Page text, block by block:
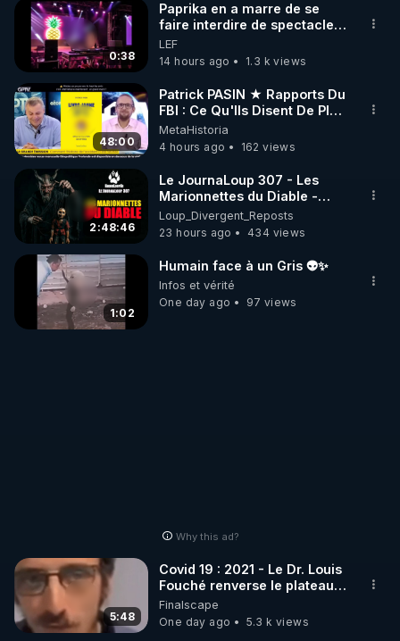
http://rgnr.li/news
🌱 VIDÉOS NON CENSURÉES SUR ODYSEE
Toutes les vidéos Youtube sont aussi sur la
http://rgnr.li/odysee
🌱 LES STAGES EN PRÉSENTIEL
http://rgnr.li/stages
_________
LES CODES PROMO DES PARTENAIRES
▶ 10 % de réduction sur les extracteurs de la
marque SANA :
Rendez-vous sur
http://rgnr.li/lechoubrave
code : REGENERE10
0:38
Paprika en a marre de se
faire interdire de spectacle.
Elle décide donc de devenir
DJ !
LEF
14 hours ago
1.3 k views
48:00
Patrick PASIN ★ Rapports Du
FBI : Ce Qu'Ils Disent De Plus
Grave Sur Hitler
MetaHistoria
4 hours ago
162 views
2:48:46
Le JournaLoup 307 - Les
Marionnettes du Diable -
Loup Divergent 2026.08.07
Loup_Divergent_Reposts
23 hours ago
434 views
1:02
Humain face à un Gris 👽✨
Infos et vérité
One day ago
97 views
Why this ad?
5:48
Covid 19 : 2021 - Le Dr. Louis
Fouché renverse le plateau
de CNews !
Finalscape
One day ago
5.3 k views